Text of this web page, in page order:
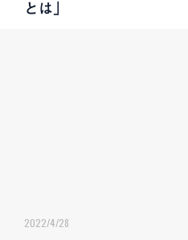
とは」
2022/4/28